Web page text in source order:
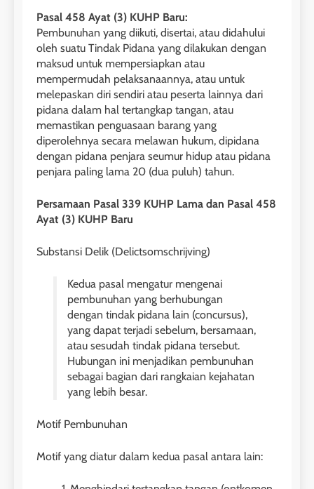
Pasal 458 Ayat (3) KUHP Baru:
Pembunuhan yang diikuti, disertai, atau didahului
oleh suatu Tindak Pidana yang dilakukan dengan
maksud untuk mempersiapkan atau
mempermudah pelaksanaannya, atau untuk
melepaskan diri sendiri atau peserta lainnya dari
pidana dalam hal tertangkap tangan, atau
memastikan penguasaan barang yang
diperolehnya secara melawan hukum, dipidana
dengan pidana penjara seumur hidup atau pidana
penjara paling lama 20 (dua puluh) tahun.
Persamaan Pasal 339 KUHP Lama dan Pasal 458
Ayat (3) KUHP Baru
Substansi Delik (Delictsomschrijving)
Kedua pasal mengatur mengenai
pembunuhan yang berhubungan
dengan tindak pidana lain (concursus),
yang dapat terjadi sebelum, bersamaan,
atau sesudah tindak pidana tersebut.
Hubungan ini menjadikan pembunuhan
sebagai bagian dari rangkaian kejahatan
yang lebih besar.
Motif Pembunuhan
Motif yang diatur dalam kedua pasal antara lain: